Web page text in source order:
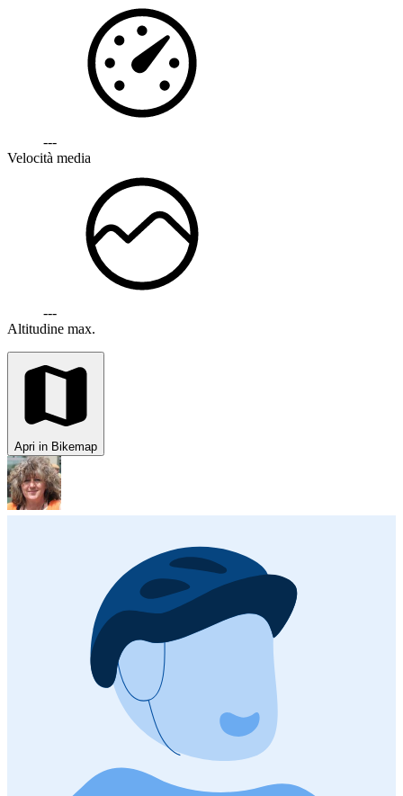
---
Velocità media
---
Altitudine max.
Apri in Bikemap